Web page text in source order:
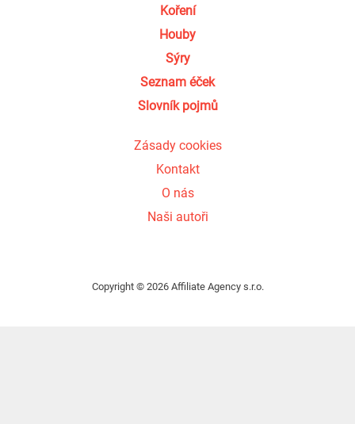
Koření
Houby
Sýry
Seznam éček
Slovník pojmů
Zásady cookies
Kontakt
O nás
Naši autoři
Copyright © 2026 Affiliate Agency s.r.o.